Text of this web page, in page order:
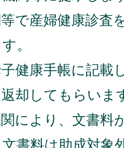
で産婦健康診査
。
健康手帳に記載
却してもらいま
関により、文書
書料は助成対象